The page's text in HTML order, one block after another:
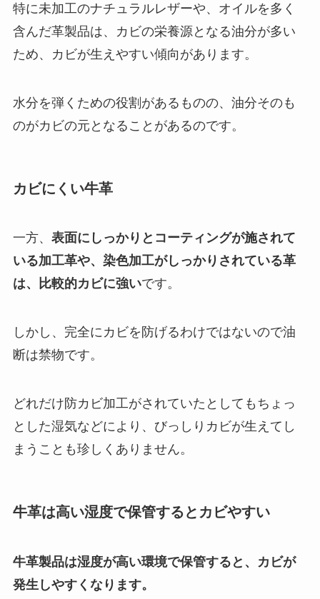
特に未加工のナチュラルレザーや、オイルを多く
含んだ革製品は、カビの栄養源となる油分が多い
ため、カビが生えやすい傾向があります。
水分を弾くための役割があるものの、油分そのも
のがカビの元となることがあるのです。
カビにくい牛革
一方、 表面にしっかりとコーティングが施されて
いる加工革や、染色加工がしっかりされている革
は、比較的カビに強いです。
しかし、完全にカビを防げるわけではないので油
断は禁物です。
どれだけ防カビ加工がされていたとしてもちょっ
とした湿気などにより、びっしりカビが生えてし
まうことも珍しくありません。
牛革は高い湿度で保管するとカビやすい
牛革製品は湿度が高い環境で保管すると、カビが
発生しやすくなります。